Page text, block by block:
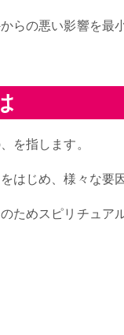
らの悪い影響を最
を指します。
はじめ、様々な要
ためスピリチュア